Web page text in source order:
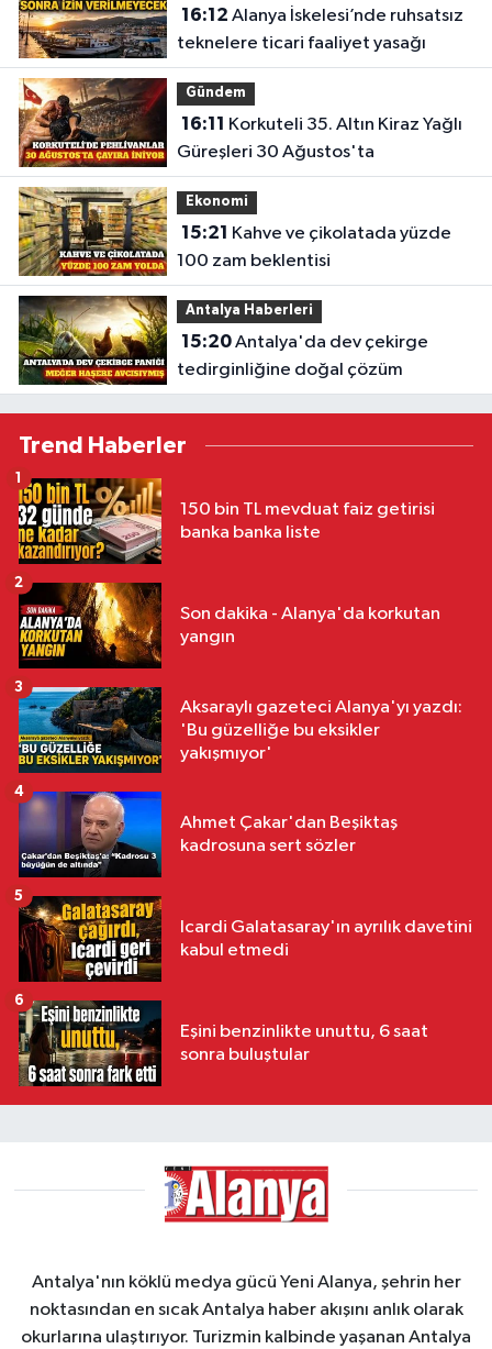
16:12
teknelere ticari faaliyet yasağı
Gündem
16:11
Güreşleri 30 Ağustos'ta
Ekonomi
15:21
100 zam beklentisi
Antalya Haberleri
15:20Antalya'da dev çekirge
tedirginliğine doğal çözüm
Trend Haberler
150 bin TL mevduat faiz getirisi
banka banka liste
1
Son dakika - Alanya'da korkutan
yangın
2
Aksaraylı gazeteci Alanya'yı yazdı:
'Bu güzelliğe bu eksikler
yakışmıyor'
3
Ahmet Çakar'dan Beşiktaş
kadrosuna sert sözler
4
Icardi Galatasaray'ın ayrılık davetini
kabul etmedi
5
Eşini benzinlikte unuttu, 6 saat
sonra buluştular
6
Antalya'nın köklü medya gücü Yeni Alanya, şehrin her
noktasından en sıcak Antalya haber akışını anlık olarak
okurlarına ulaştırıyor. Turizmin kalbinde yaşanan Antalya